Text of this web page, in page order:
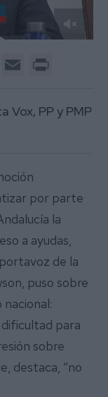
Message
Email
Vox, PP y PMP
por parte
la
a ayudas,
de la
puso sobre
para
sobre
destaca, “no